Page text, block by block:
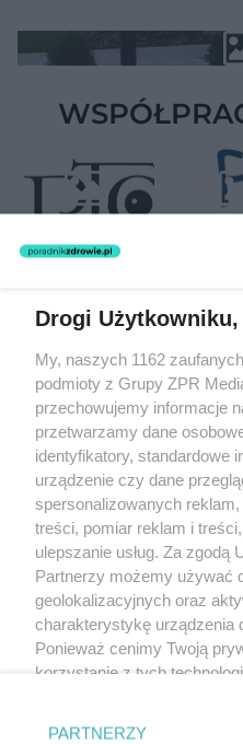
rozpowszechniany lub dalej
(w tym także elektroniczny lub
eksploatacji w jakiejkolwiek
Internecie bez pisemnej zgody
lub wykorzystanie utworów w
prawa, tzn. bez właściwej zgody,
może być ścigane prawnie.
O
Nasze
Drogi Użytkowniku,
My, naszych 1162
podmioty z Grupy ZPR
przechowujemy informacje
przetwarzamy dane
identyfikatory, standardowe
urządzenie czy dane
spersonalizowanych
treści, pomiar reklam i
ulepszanie usług. Za zgodą
Partnerzy możemy używać
geolokalizacyjnych oraz
charakterystykę urządzenia
Ponieważ cenimy Twoją
korzystanie z tych
zmienić/wycofać klikając
PARTNERZY